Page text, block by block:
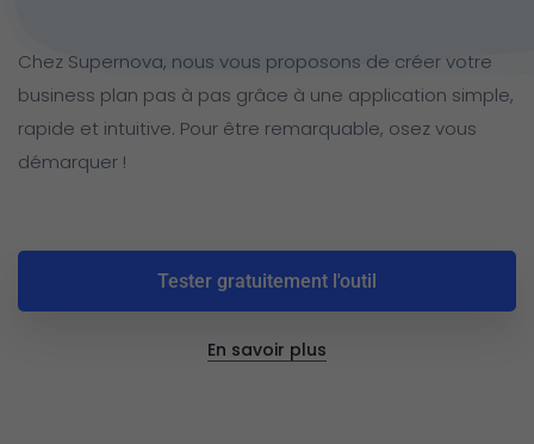
Chez Supernova, nous vous proposons de créer votre
business plan pas à pas grâce à une application simple,
rapide et intuitive. Pour être remarquable, osez vous
démarquer !
Tester gratuitement l'outil
En savoir plus